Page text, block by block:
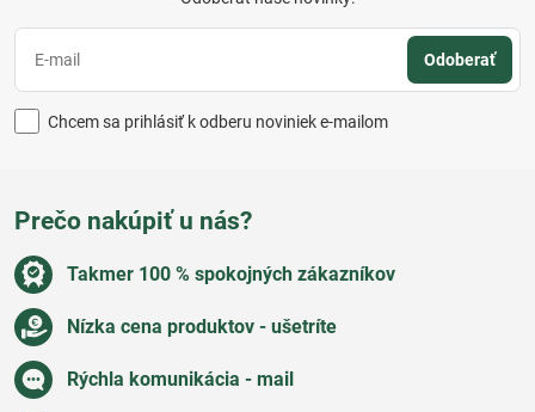
Odoberať
Chcem sa prihlásiť k odberu noviniek e-mailom
Prečo nakúpiť u nás?
Takmer 100 % spokojných zákazníkov
Nízka cena produktov - ušetríte
Rýchla komunikácia - mail